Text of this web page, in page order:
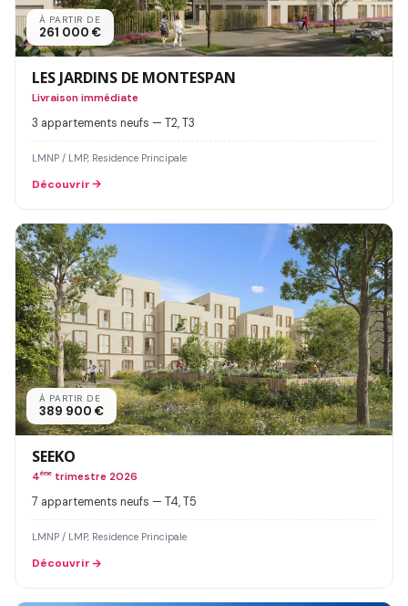
À PARTIR DE
261 000 €
LES JARDINS DE MONTESPAN
Livraison immédiate
3 appartements neufs — T2, T3
LMNP / LMP, Residence Principale
Découvrir
À PARTIR DE
389 900 €
SEEKO
4ème trimestre 2026
7 appartements neufs — T4, T5
LMNP / LMP, Residence Principale
Découvrir